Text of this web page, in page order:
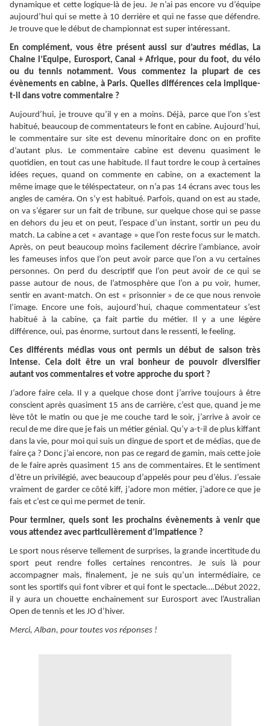
dynamique et cette logique-là de jeu. Je n’ai pas encore vu d’équipe
aujourd’hui qui se mette à 10 derrière et qui ne fasse que défendre.
Je trouve que le début de championnat est super intéressant.
En complément, vous être présent aussi sur d’autres médias, La
Chaine l’Equipe, Eurosport, Canal + Afrique, pour du foot, du vélo
ou du tennis notamment. Vous commentez la plupart de ces
évènements en cabine, à Paris. Quelles différences cela implique-
t-il dans votre commentaire ?
Aujourd’hui, je trouve qu’il y en a moins. Déjà, parce que l’on s’est
habitué, beaucoup de commentateurs le font en cabine. Aujourd’hui,
le commentaire sur site est devenu minoritaire donc on en profite
d’autant plus. Le commentaire cabine est devenu quasiment le
quotidien, en tout cas une habitude. Il faut tordre le coup à certaines
idées reçues, quand on commente en cabine, on a exactement la
même image que le téléspectateur, on n’a pas 14 écrans avec tous les
angles de caméra. On s’y est habitué. Parfois, quand on est au stade,
on va s’égarer sur un fait de tribune, sur quelque chose qui se passe
en dehors du jeu et on peut, l’espace d’un instant, sortir un peu du
match. La cabine a cet « avantage » que l’on reste focus sur le match.
Après, on peut beaucoup moins facilement décrire l’ambiance, avoir
les fameuses infos que l’on peut avoir parce que l’on a vu certaines
personnes. On perd du descriptif que l’on peut avoir de ce qui se
passe autour de nous, de l’atmosphère que l’on a pu voir, humer,
sentir en avant-match. On est « prisonnier » de ce que nous renvoie
l’image. Encore une fois, aujourd’hui, chaque commentateur s’est
habitué à la cabine, ça fait partie du métier. Il y a une légère
différence, oui, pas énorme, surtout dans le ressenti, le feeling.
Ces différents médias vous ont permis un début de saison très
intense. Cela doit être un vrai bonheur de pouvoir diversifier
autant vos commentaires et votre approche du sport ?
J’adore faire cela. Il y a quelque chose dont j’arrive toujours à être
conscient après quasiment 15 ans de carrière, c’est que, quand je me
lève tôt le matin ou que je me couche tard le soir, j’arrive à avoir ce
recul de me dire que je fais un métier génial. Qu’y a-t-il de plus kiffant
dans la vie, pour moi qui suis un dingue de sport et de médias, que de
faire ça ? Donc j’ai encore, non pas ce regard de gamin, mais cette joie
de le faire après quasiment 15 ans de commentaires. Et le sentiment
d’être un privilégié, avec beaucoup d’appelés pour peu d’élus. J’essaie
vraiment de garder ce côté kiff, j’adore mon métier, j’adore ce que je
fais et c’est ce qui me permet de tenir.
Pour terminer, quels sont les prochains évènements à venir que
vous attendez avec particulièrement d’impatience ?
Le sport nous réserve tellement de surprises, la grande incertitude du
sport peut rendre folles certaines rencontres. Je suis là pour
accompagner mais, finalement, je ne suis qu’un intermédiaire, ce
sont les sportifs qui font vibrer et qui font le spectacle….Début 2022,
il y aura un chouette enchainement sur Eurosport avec l’Australian
Open de tennis et les JO d’hiver.
Merci, Alban, pour toutes vos réponses !